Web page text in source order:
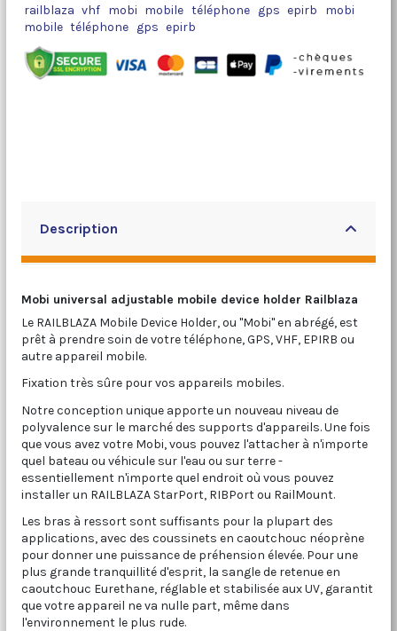
railblaza vhf mobi mobile téléphone gps epirb
mobi
mobile téléphone gps epirb
Description
Mobi universal adjustable mobile device holder Railblaza
Le RAILBLAZA Mobile Device Holder, ou "Mobi" en abrégé, est
prêt à prendre soin de votre téléphone, GPS, VHF, EPIRB ou
autre appareil mobile.
Fixation très sûre pour vos appareils mobiles.
Notre conception unique apporte un nouveau niveau de
polyvalence sur le marché des supports d'appareils. Une fois
que vous avez votre Mobi, vous pouvez l'attacher à n'importe
quel bateau ou véhicule sur l'eau ou sur terre -
essentiellement n'importe quel endroit où vous pouvez
installer un RAILBLAZA StarPort, RIBPort ou RailMount.
Les bras à ressort sont suffisants pour la plupart des
applications, avec des coussinets en caoutchouc néoprène
pour donner une puissance de préhension élevée. Pour une
plus grande tranquillité d'esprit, la sangle de retenue en
caoutchouc Eurethane, réglable et stabilisée aux UV, garantit
que votre appareil ne va nulle part, même dans
l'environnement le plus rude.